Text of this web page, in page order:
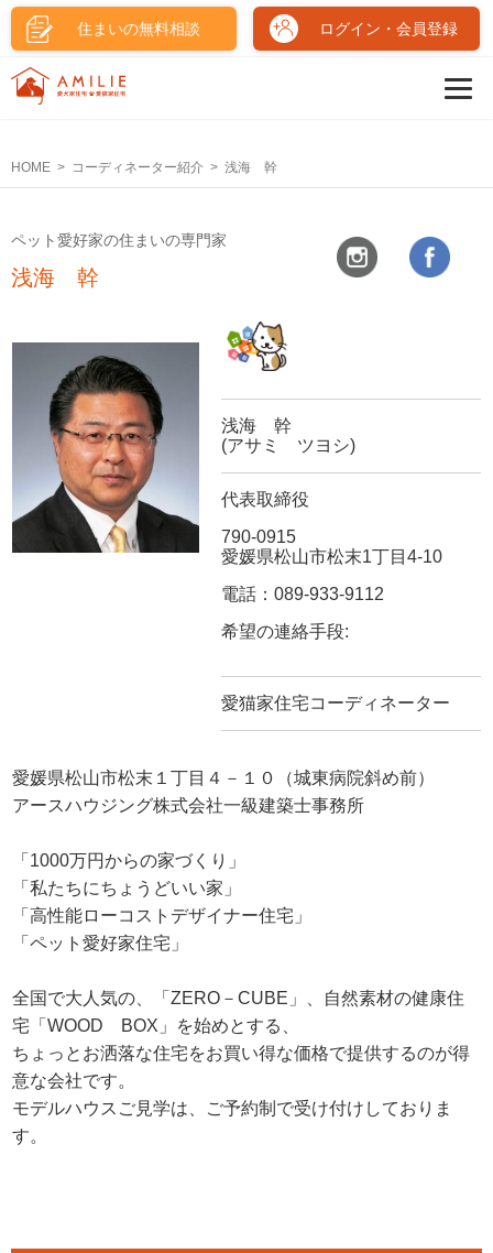
住まいの無料相談 ログイン・会員登録
HOME コーディネーター紹介 浅海 幹
ペット愛好家の住まいの専門家
浅海 幹
浅海 幹
(アサミ ツヨシ)
代表取締役
790-0915
愛媛県松山市松末1丁目4-10
電話：089-933-9112
希望の連絡手段:
愛猫家住宅コーディネーター
愛媛県松山市松末１丁目４－１０（城東病院斜め前）
アースハウジング株式会社一級建築士事務所
「1000万円からの家づくり」
「私たちにちょうどいい家」
「高性能ローコストデザイナー住宅」
「ペット愛好家住宅」
全国で大人気の、「ZERO－CUBE」、自然素材の健康住
宅「WOOD BOX」を始めとする、
ちょっとお洒落な住宅をお買い得な価格で提供するのが得
意な会社です。
モデルハウスご見学は、ご予約制で受け付けしておりま
す。